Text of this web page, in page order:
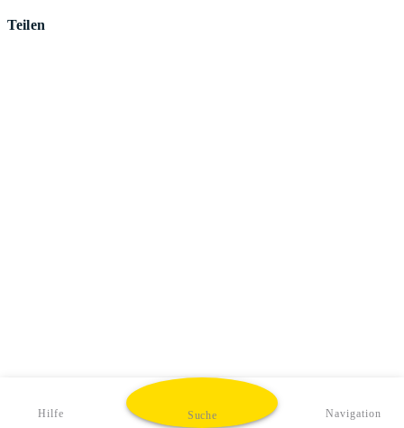
Teilen
Hilfe Suche Navigation